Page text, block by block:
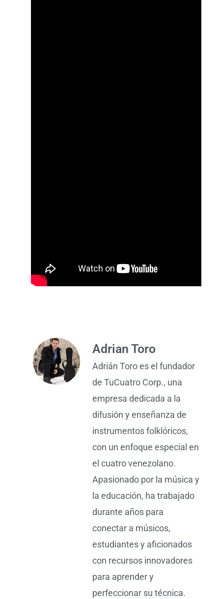
Adrian Toro
Adrián Toro es el fundador
de TuCuatro Corp., una
empresa dedicada a la
difusión y enseñanza de
instrumentos folklóricos,
con un enfoque especial en
el cuatro venezolano.
Apasionado por la música y
la educación, ha trabajado
durante años para
conectar a músicos,
estudiantes y aficionados
con recursos innovadores
para aprender y
perfeccionar su técnica.